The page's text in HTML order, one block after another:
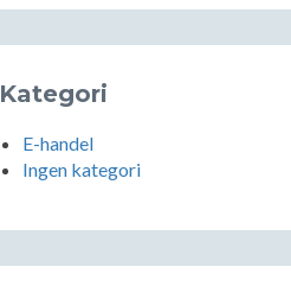
Kategori
E-handel
Ingen kategori